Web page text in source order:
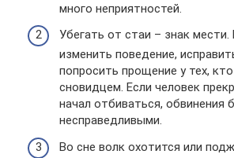
много неприятностей.
Убегать от стаи – знак
изменить поведение,
попросить прощение у тех,
сновидцем. Если человек
начал отбиваться, обвинения
несправедливыми.
Во сне волк охотится или